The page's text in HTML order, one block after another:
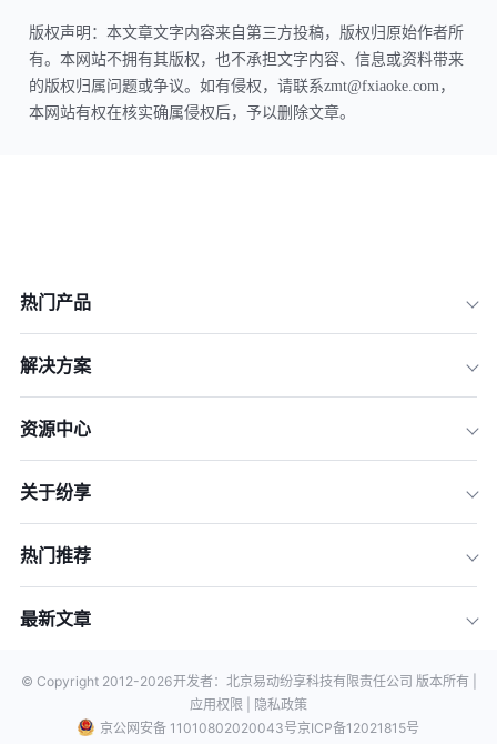
版权声明：本文章文字内容来自第三方投稿，版权归原始作者所
有。本网站不拥有其版权，也不承担文字内容、信息或资料带来
的版权归属问题或争议。如有侵权，请联系zmt@fxiaoke.com，
本网站有权在核实确属侵权后，予以删除文章。
热门产品
解决方案
资源中心
关于纷享
热门推荐
最新文章
© Copyright 2012-2026开发者：北京易动纷享科技有限责任公司 版本所有 |
应用权限 |
隐私政策
京公网安备 11010802020043号京ICP备12021815号